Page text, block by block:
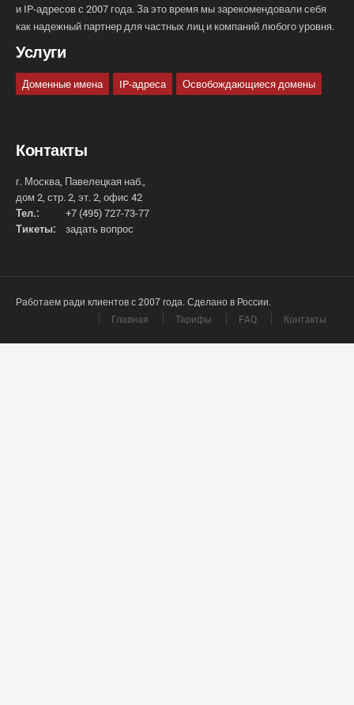
и IP-адресов с 2007 года. За это время мы зарекомендовали себя
как надежный партнер для частных лиц и компаний любого уровня.
Услуги
Доменные имена IP-адреса Освобождающиеся домены
Контакты
г. Москва, Павелецкая наб.,
дом 2, стр. 2, эт. 2, офис 42
Тел.:
+7 (495) 727-73-77
Тикеты:
задать вопрос
Работаем ради клиентов с 2007 года. Сделано в России.
Главная
Тарифы FAQ Контакты